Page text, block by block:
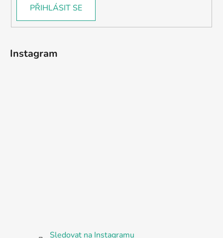
PŘIHLÁSIT SE
Instagram
Sledovat na Instagramu